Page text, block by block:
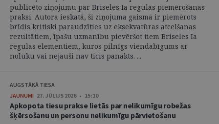
publicēto ziņojumu par Briseles Ia regulas piemērošanas
praksi. Autora ieskatā, šī ziņojuma gaismā ir piemērots
brīdis kritiski paraudzīties uz eksekvatūras atcelšanas
rezultātiem, īpašu uzmanību pievēršot tiem Briseles Ia
regulas elementiem, kuros pilnīgs viendabīgums ar
nolūku vai nejauši nav ticis panākts. ...
AUGSTĀKĀ TIESA
JAUNUMI 27. JŪLIJS 2026 • 15:10
Apkopota tiesu prakse lietās par nelikumīgu robežas
šķērsošanu un personu nelikumīgu pārvietošanu